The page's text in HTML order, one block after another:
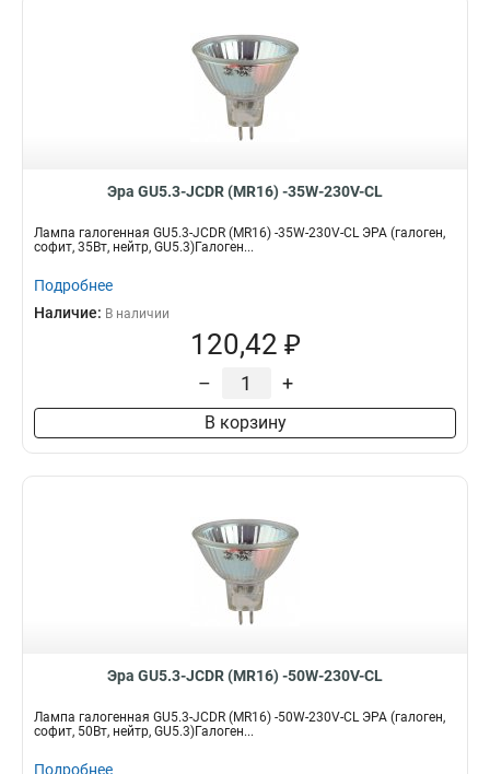
Эра GU5.3-JCDR (MR16) -35W-230V-CL
Лампа галогенная GU5.3-JCDR (MR16) -35W-230V-CL ЭРА (галоген,
софит, 35Вт, нейтр, GU5.3)Галоген...
Подробнее
Наличие: В наличии
120,42 ₽
– +
В корзину
Эра GU5.3-JCDR (MR16) -50W-230V-CL
Лампа галогенная GU5.3-JCDR (MR16) -50W-230V-CL ЭРА (галоген,
софит, 50Вт, нейтр, GU5.3)Галоген...
Подробнее